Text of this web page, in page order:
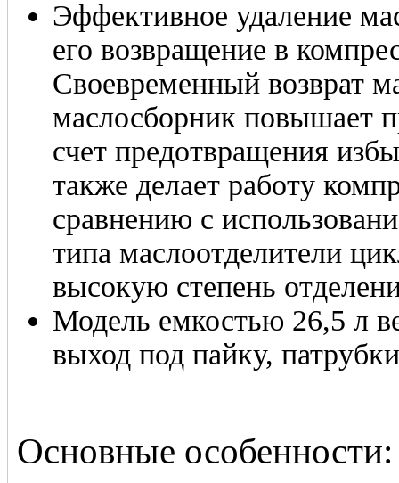
Эффективное удаление
его возвращение в
Своевременный возврат
маслосборник повышает
счет предотвращения
также делает работу
сравнению с
типа маслоотделители
высокую степень
Модель емкостью 26,5 л
выход под пайку,
Основные особенности: